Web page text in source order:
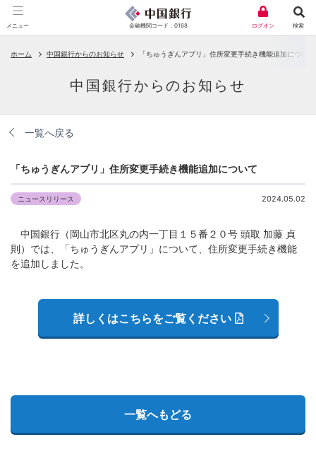
金融機関コード：0168
メニュー 検索
ログオン
ホーム 中国銀行からのお知らせ 「ちゅうぎんアプリ」住所変更手続き機能追加について
中国銀行からのお知らせ
一覧へ戻る
「ちゅうぎんアプリ」住所変更手続き機能追加について
ニュースリリース 2024.05.02
中国銀行（岡山市北区丸の内一丁目１５番２０号 頭取 加藤 貞
則）では、「ちゅうぎんアプリ」について、住所変更手続き機能
を追加しました。
詳しくはこちらをご覧ください
一覧へもどる